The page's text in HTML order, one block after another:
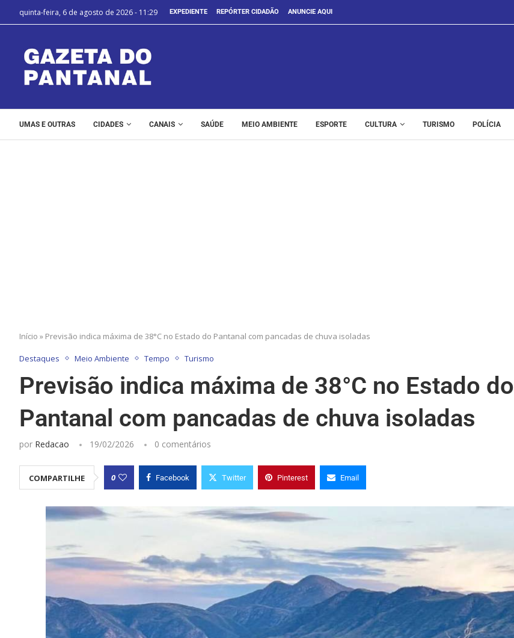
quinta-feira, 6 de agosto de 2026 - 11:29 EXPEDIENTE REPÓRTER CIDADÃO ANUNCIE AQUI
UMAS E OUTRAS CIDADES CANAIS SAÚDE MEIO AMBIENTE ESPORTE CULTURA TURISMO POLÍCIA
Início » Previsão indica máxima de 38°C no Estado do Pantanal com pancadas de chuva isoladas
Destaques Meio Ambiente Tempo Turismo
Previsão indica máxima de 38°C no Estado do
Pantanal com pancadas de chuva isoladas
por Redacao 19/02/2026 0 comentários
COMPARTILHE 0 Facebook Twitter Pinterest Email